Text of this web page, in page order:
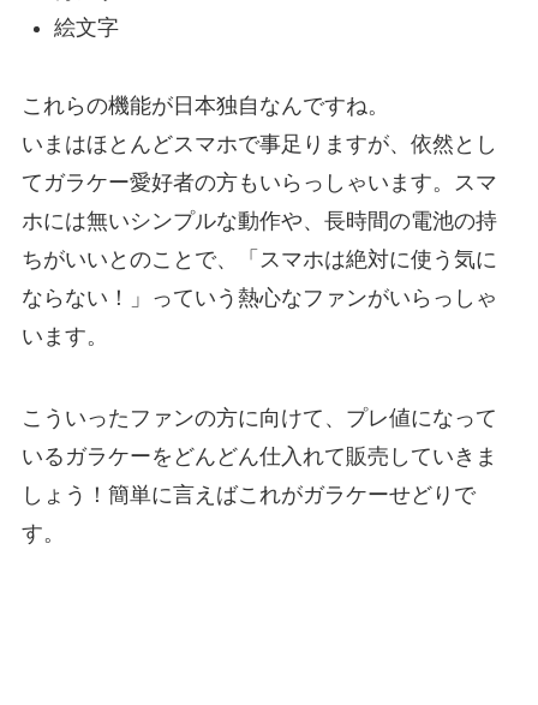
絵文字
これらの機能が日本独自なんですね。
いまはほとんどスマホで事足りますが、依然とし
てガラケー愛好者の方もいらっしゃいます。スマ
ホには無いシンプルな動作や、長時間の電池の持
ちがいいとのことで、「スマホは絶対に使う気に
ならない！」っていう熱心なファンがいらっしゃ
います。
こういったファンの方に向けて、プレ値になって
いるガラケーをどんどん仕入れて販売していきま
しょう！簡単に言えばこれがガラケーせどりで
す。